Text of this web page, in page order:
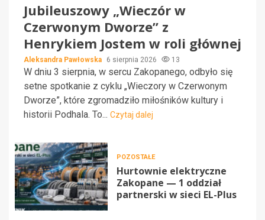
Jubileuszowy „Wieczór w
Czerwonym Dworze” z
Henrykiem Jostem w roli głównej
Aleksandra Pawłowska 6 sierpnia 2026 13
W dniu 3 sierpnia, w sercu Zakopanego, odbyło się
setne spotkanie z cyklu „Wieczory w Czerwonym
Dworze”, które zgromadziło miłośników kultury i
historii Podhala. To... Czytaj dalej
POZOSTAŁE
Hurtownie elektryczne
Zakopane — 1 oddział
partnerski w sieci EL-Plus